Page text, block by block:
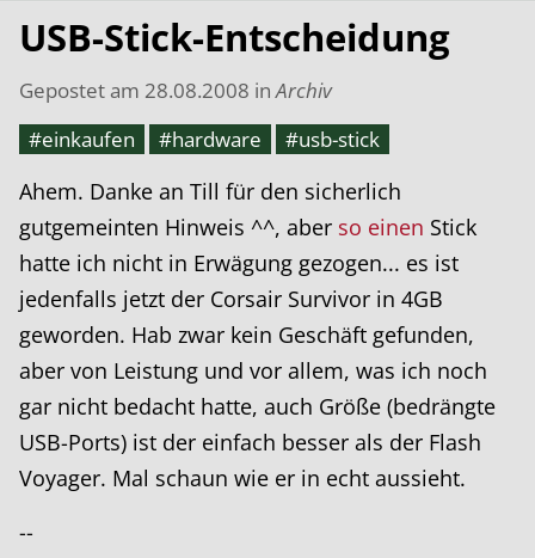
USB-Stick-Entscheidung
Gepostet am 28.08.2008 inArchiv
#einkaufen
#hardware
#usb-stick
Ahem. Danke an Till für den sicherlich
gutgemeinten Hinweis ^^, aber so einen Stick
hatte ich nicht in Erwägung gezogen... es ist
jedenfalls jetzt der Corsair Survivor in 4GB
geworden. Hab zwar kein Geschäft gefunden,
aber von Leistung und vor allem, was ich noch
gar nicht bedacht hatte, auch Größe (bedrängte
USB-Ports) ist der einfach besser als der Flash
Voyager. Mal schaun wie er in echt aussieht.
--